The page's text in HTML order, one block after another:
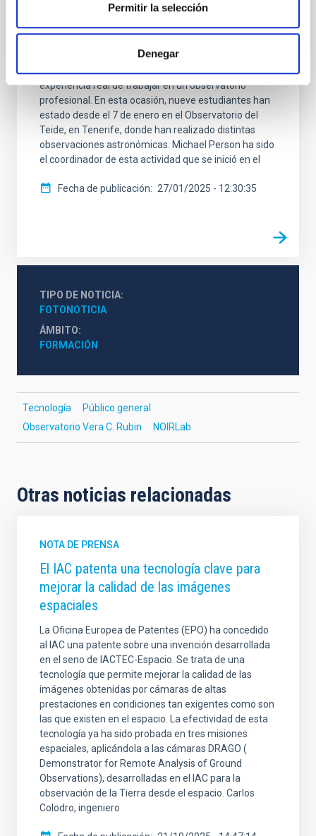
Permitir la selección
Denegar
acoge, por tercera vez, el " MIT Astronomy Field
Camp", el histórico campamento científico que el
a sus estudiantes de ciencias planetarias y
astronomía con el objetivo de proporcionarles la
experiencia real de trabajar en un observatorio
profesional. En esta ocasión, nueve estudiantes han
estado desde el 7 de enero en el Observatorio del
Teide, en Tenerife, donde han realizado distintas
observaciones astronómicas. Michael Person ha sido
el coordinador de esta actividad que se inició en el
Fecha de publicación 27/01/2025 - 12:30:35
TIPO DE NOTICIA
FOTONOTICIA
ÁMBITO
FORMACIÓN
Tecnología
Público general
Observatorio Vera C. Rubin
NOIRLab
Otras noticias relacionadas
NOTA DE PRENSA
El IAC patenta una tecnología clave para
mejorar la calidad de las imágenes
espaciales
La Oficina Europea de Patentes (EPO) ha concedido
al IAC una patente sobre una invención desarrollada
en el seno de IACTEC-Espacio. Se trata de una
tecnología que permite mejorar la calidad de las
imágenes obtenidas por cámaras de altas
prestaciones en condiciones tan exigentes como son
las que existen en el espacio. La efectividad de esta
tecnología ya ha sido probada en tres misiones
espaciales, aplicándola a las cámaras DRAGO (
Demonstrator for Remote Analysis of Ground
Observations), desarrolladas en el IAC para la
observación de la Tierra desde el espacio. Carlos
Colodro, ingeniero